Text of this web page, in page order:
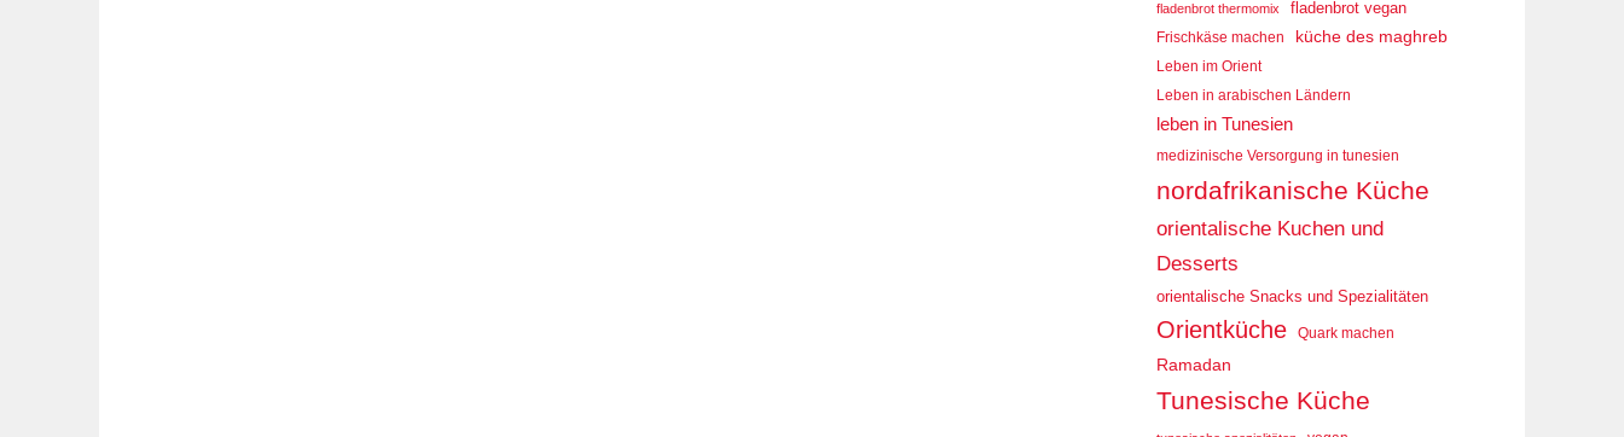
fladenbrot thermomix
fladenbrot vegan
Frischkäse machen
küche des maghreb
Leben im Orient
Leben in arabischen Ländern
leben in Tunesien
medizinische Versorgung in tunesien
nordafrikanische Küche
orientalische Kuchen und
Desserts
orientalische Snacks und Spezialitäten
Orientküche Quark machen
Ramadan
Tunesische Küche